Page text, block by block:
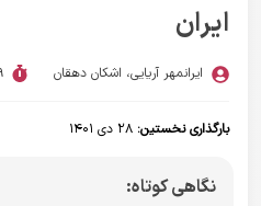
ایران
ایرانمهر آریایی، اشکان دهقان 29
بارگذاری نخستین: ۲۸ دی ۱۴۰۱
نگاهی کوتاه: